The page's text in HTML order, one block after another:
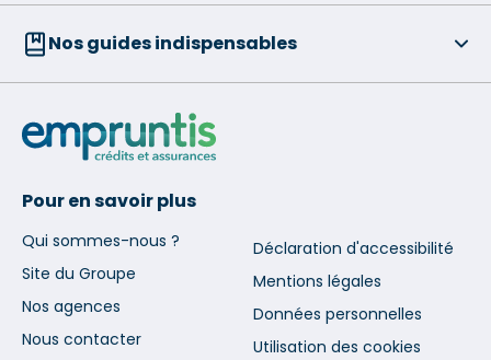
Nos guides indispensables
Pour en savoir plus
Qui sommes-nous ?
Site du Groupe
Nos agences
Nous contacter
Déclaration d'accessibilité
Mentions légales
Données personnelles
Utilisation des cookies